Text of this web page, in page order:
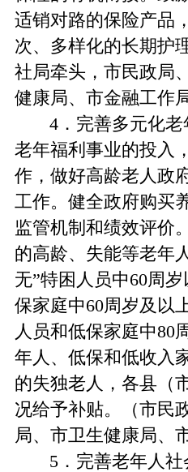
适销对路的保险产品
次、多样化的长期护
社局牵头，市民政局
健康局、市金融工作
4．完善多元化
老年福利事业的投入
作，做好高龄老人政
工作。健全政府购买
监管机制和绩效评价
的高龄、失能等老年
无”特困人员中60周
保家庭中60周岁及以
人员和低保家庭中80
年人、低保和低收入
的失独老人，各县（
况给予补贴。（市民
局、市卫生健康局、
5．完善老年人